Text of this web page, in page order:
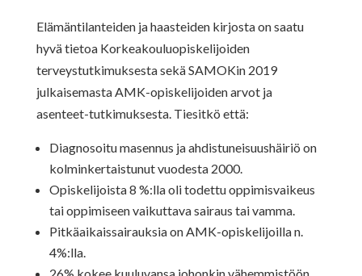
Elämäntilanteiden ja haasteiden kirjosta on saatu
hyvä tietoa Korkeakouluopiskelijoiden
terveystutkimuksesta sekä SAMOKin 2019
julkaisemasta AMK-opiskelijoiden arvot ja
asenteet-tutkimuksesta. Tiesitkö että:
Diagnosoitu masennus ja ahdistuneisuushäiriö on
kolminkertaistunut vuodesta 2000.
Opiskelijoista 8 %:lla oli todettu oppimisvaikeus
tai oppimiseen vaikuttava sairaus tai vamma.
Pitkäaikaissairauksia on AMK-opiskelijoilla n.
4%:lla.